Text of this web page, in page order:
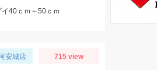
イ40ｃｍ～50ｃｍ
安城店 715 view